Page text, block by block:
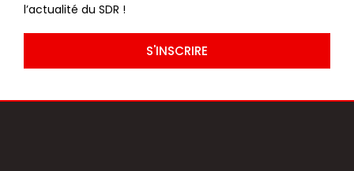
l’actualité du SDR !
S'INSCRIRE